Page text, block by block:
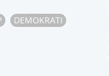
DEMOKRATI